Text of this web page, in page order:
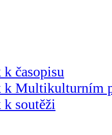
časopisu
k Multikulturním
soutěži